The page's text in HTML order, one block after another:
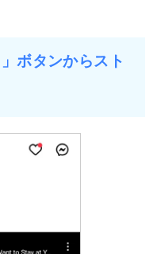
ボタンからスト